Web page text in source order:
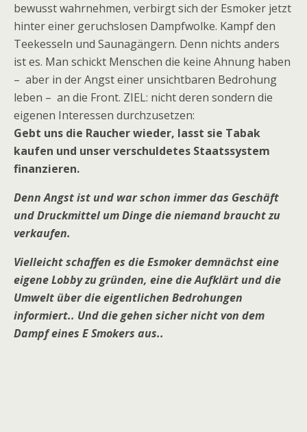
bewusst wahrnehmen, verbirgt sich der Esmoker jetzt
hinter einer geruchslosen Dampfwolke. Kampf den
Teekesseln und Saunagängern. Denn nichts anders
ist es. Man schickt Menschen die keine Ahnung haben
– aber in der Angst einer unsichtbaren Bedrohung
leben – an die Front. ZIEL: nicht deren sondern die
eigenen Interessen durchzusetzen:
Gebt uns die Raucher wieder, lasst sie Tabak
kaufen und unser verschuldetes Staatssystem
finanzieren.
Denn Angst ist und war schon immer das Geschäft
und Druckmittel um Dinge die niemand braucht zu
verkaufen.
Vielleicht schaffen es die Esmoker demnächst eine
eigene Lobby zu gründen, eine die Aufklärt und die
Umwelt über die eigentlichen Bedrohungen
informiert.. Und die gehen sicher nicht von dem
Dampf eines E Smokers aus..